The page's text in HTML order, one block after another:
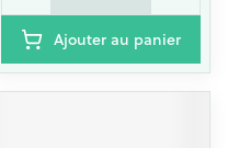
Ajouter au panier